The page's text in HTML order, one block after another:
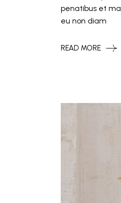
penatibus et
eu non diam
READ MORE